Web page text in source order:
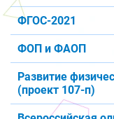
ФГОС-2021
ФОП и ФАОП
Развитие
(проект 107-п)